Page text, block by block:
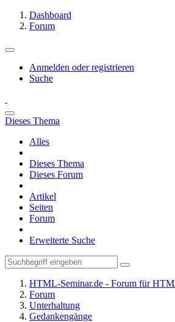
Dashboard
Forum
Anmelden oder registrieren
Suche
Dieses Thema
Alles
Dieses Thema
Dieses Forum
Artikel
Seiten
Forum
Erweiterte Suche
HTML-Seminar.de - Forum für
Forum
Unterhaltung
Gedankengänge